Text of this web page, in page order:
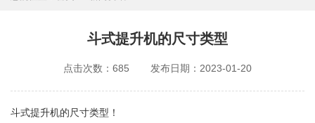
斗式提升机的尺寸类型
点击次数：685 发布日期：2023-01-20
斗式提升机的尺寸类型！